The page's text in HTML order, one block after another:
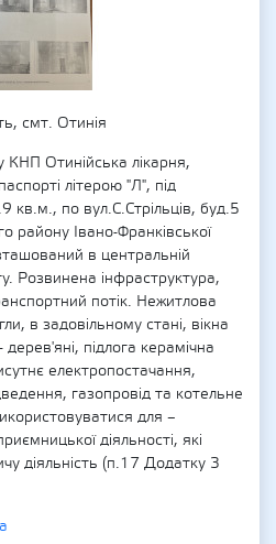
смт. Отинія
Отинійська лікарня,
літерою "Л", під
по вул.С.Стрільців, буд.5
району Івано-Франківської
в центральній
Розвинена інфраструктура,
потік. Нежитлова
в задовільному стані, вікна
підлога керамічна
електропостачання,
газопровід та котельне
для –
діяльності, які
діяльність (п.17 Додатку 3